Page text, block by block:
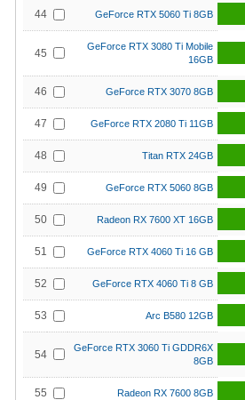
44 GeForce RTX 5060 Ti 8GB
45
GeForce RTX 3080 Ti Mobile
16GB
46 GeForce RTX 3070 8GB
47 GeForce RTX 2080 Ti 11GB
48 Titan RTX 24GB
49 GeForce RTX 5060 8GB
50 Radeon RX 7600 XT 16GB
51 GeForce RTX 4060 Ti 16 GB
52 GeForce RTX 4060 Ti 8 GB
53 Arc B580 12GB
54
GeForce RTX 3060 Ti GDDR6X
8GB
55 Radeon RX 7600 8GB